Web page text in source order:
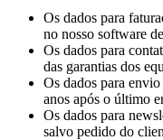
Os dados para
no nosso software
Os dados para
das garantias dos
Os dados para
anos após o último
Os dados para
salvo pedido do